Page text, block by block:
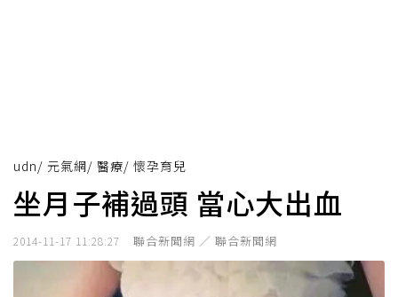
udn/ 元氣網/ 醫療/ 懷孕育兒
坐月子補過頭 當心大出血
2014-11-17 11:28:27 聯合新聞網 ／ 聯合新聞網